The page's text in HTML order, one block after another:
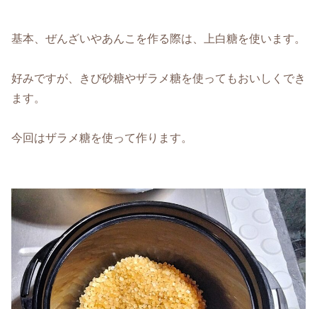
基本、ぜんざいやあんこを作る際は、上白糖を使います。
好みですが、きび砂糖やザラメ糖を使ってもおいしくでき
ます。
今回はザラメ糖を使って作ります。